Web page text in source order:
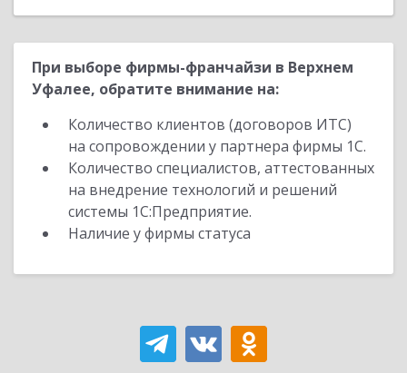
При выборе фирмы-франчайзи в Верхнем
Уфалее, обратите внимание на:
Количество клиентов (договоров ИТС)
на сопровождении у партнера фирмы 1С.
Количество специалистов, аттестованных
на внедрение технологий и решений
системы 1С:Предприятие.
Наличие у фирмы статуса